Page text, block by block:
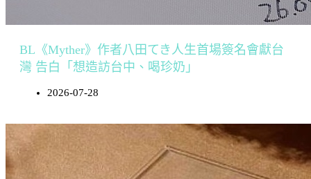
BL《Myther》作者八田てき人生首場簽名會獻台
灣 告白「想造訪台中、喝珍奶」
2026-07-28